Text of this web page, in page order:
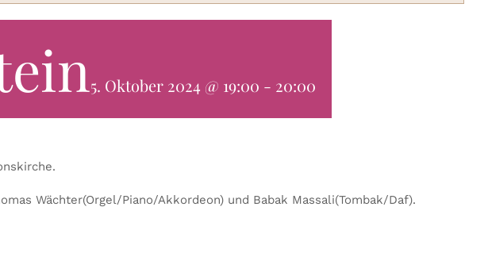
5. Oktober 2024 @ 19:00 - 20:00
Wächter(Orgel/Piano/Akkordeon) und Babak Massali(Tombak/Daf).